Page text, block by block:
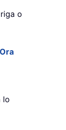
o
lo